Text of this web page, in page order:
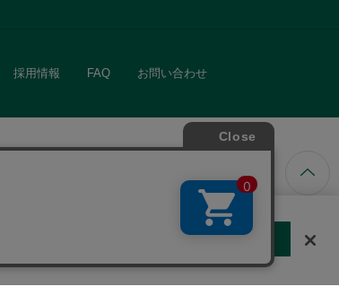
採用情報 FAQ お問い合わせ
Cookie 設定